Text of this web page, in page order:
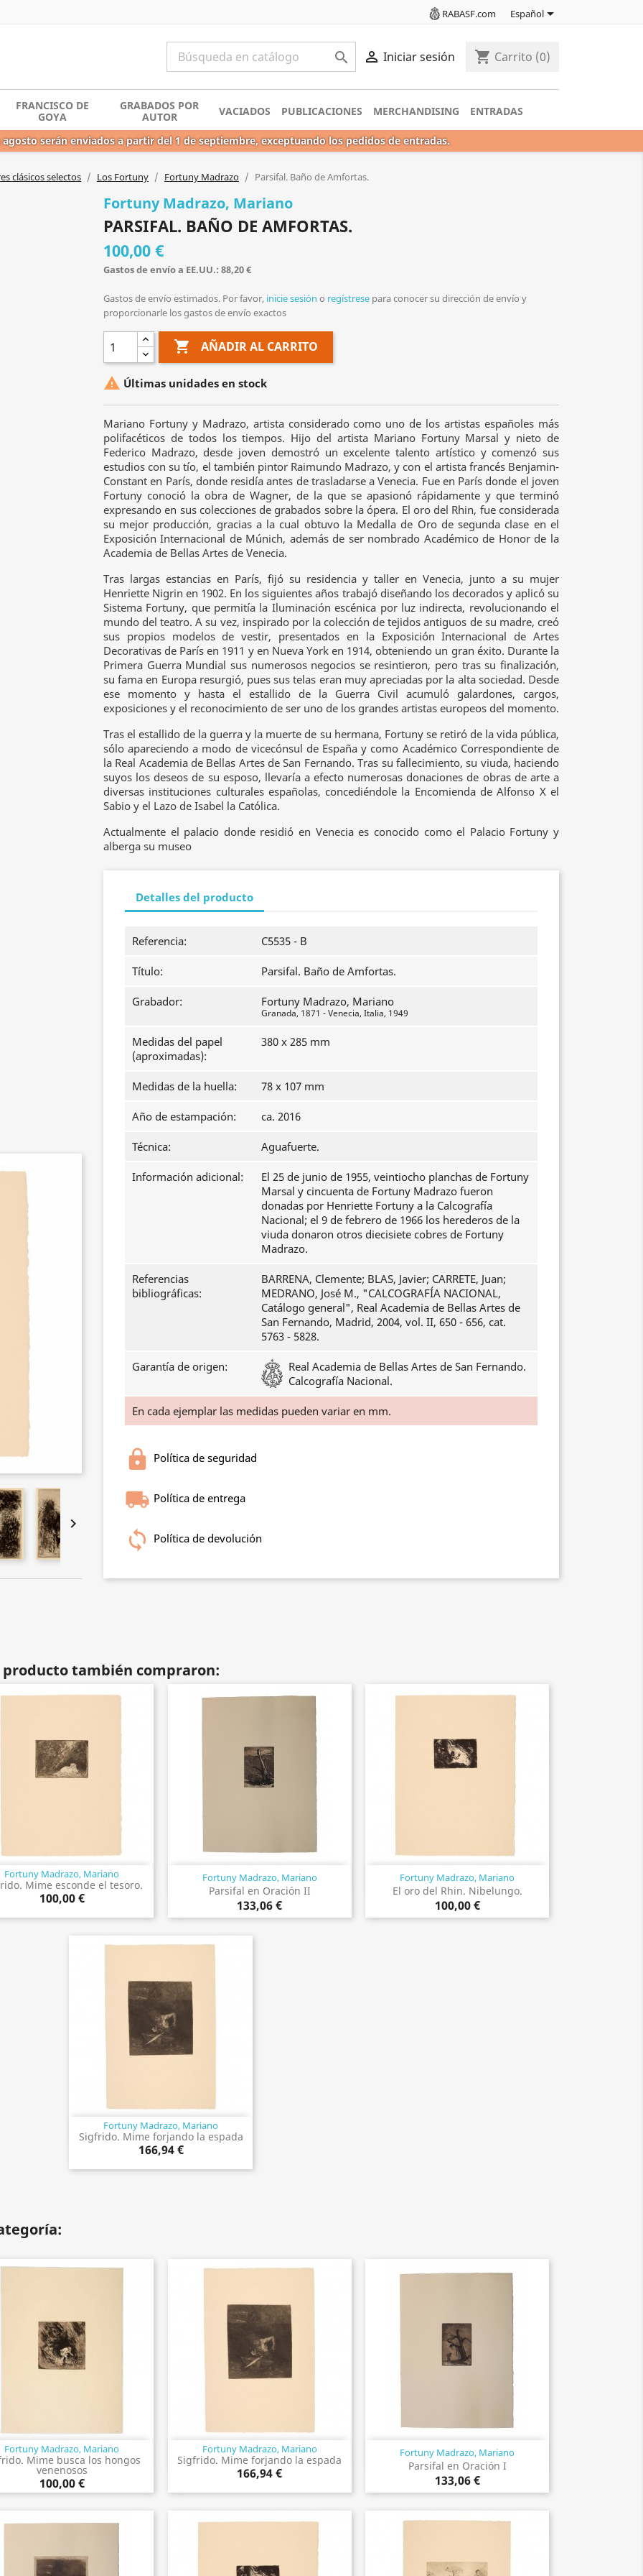
RABASF.com Español
  Iniciar sesión shopping_cart Carrito (0)
FRANCISCO DE
GOYA
GRABADOS POR
AUTOR
VACIADOS PUBLICACIONES MERCHANDISING ENTRADAS
serán enviados a partir del 1 de septiembre, exceptuando los pedidos de entradas.
clásicos selectos Los Fortuny Fortuny Madrazo Parsifal. Baño de Amfortas.

Fortuny Madrazo, Mariano
PARSIFAL. BAÑO DE AMFORTAS.
100,00 €
Gastos de envío a EE.UU.: 88,20 €
Gastos de envío estimados. Por favor, inicie sesión o regístrese para conocer su dirección de envío y
proporcionarle los gastos de envío exactos
 AÑADIR AL CARRITO
 Últimas unidades en stock
Mariano Fortuny y Madrazo, artista considerado como uno de los artistas españoles más
polifacéticos de todos los tiempos. Hijo del artista Mariano Fortuny Marsal y nieto de
Federico Madrazo, desde joven demostró un excelente talento artístico y comenzó sus
estudios con su tío, el también pintor Raimundo Madrazo, y con el artista francés Benjamin-
Constant en París, donde residía antes de trasladarse a Venecia. Fue en París donde el joven
Fortuny conoció la obra de Wagner, de la que se apasionó rápidamente y que terminó
expresando en sus colecciones de grabados sobre la ópera. El oro del Rhin, fue considerada
su mejor producción, gracias a la cual obtuvo la Medalla de Oro de segunda clase en el
Exposición Internacional de Múnich, además de ser nombrado Académico de Honor de la
Academia de Bellas Artes de Venecia.
Tras largas estancias en París, fijó su residencia y taller en Venecia, junto a su mujer
Henriette Nigrin en 1902. En los siguientes años trabajó diseñando los decorados y aplicó su
Sistema Fortuny, que permitía la Iluminación escénica por luz indirecta, revolucionando el
mundo del teatro. A su vez, inspirado por la colección de tejidos antiguos de su madre, creó
sus propios modelos de vestir, presentados en la Exposición Internacional de Artes
Decorativas de París en 1911 y en Nueva York en 1914, obteniendo un gran éxito. Durante la
Primera Guerra Mundial sus numerosos negocios se resintieron, pero tras su finalización,
su fama en Europa resurgió, pues sus telas eran muy apreciadas por la alta sociedad. Desde
ese momento y hasta el estallido de la Guerra Civil acumuló galardones, cargos,
exposiciones y el reconocimiento de ser uno de los grandes artistas europeos del momento.
Tras el estallido de la guerra y la muerte de su hermana, Fortuny se retiró de la vida pública,
sólo apareciendo a modo de vicecónsul de España y como Académico Correspondiente de
la Real Academia de Bellas Artes de San Fernando. Tras su fallecimiento, su viuda, haciendo
suyos los deseos de su esposo, llevaría a efecto numerosas donaciones de obras de arte a
diversas instituciones culturales españolas, concediéndole la Encomienda de Alfonso X el
Sabio y el Lazo de Isabel la Católica.
Actualmente el palacio donde residió en Venecia es conocido como el Palacio Fortuny y
alberga su museo
Detalles del producto
Referencia: C5535 - B
Título: Parsifal. Baño de Amfortas.
Grabador: Fortuny Madrazo, Mariano
Granada, 1871 - Venecia, Italia, 1949
Medidas del papel
(aproximadas):
380 x 285 mm
Medidas de la huella: 78 x 107 mm
Año de estampación: ca. 2016
Técnica: Aguafuerte.
Información adicional:
El 25 de junio de 1955, veintiocho planchas de Fortuny
Marsal y cincuenta de Fortuny Madrazo fueron
donadas por Henriette Fortuny a la Calcografía
Nacional; el 9 de febrero de 1966 los herederos de la
viuda donaron otros diecisiete cobres de Fortuny
Madrazo.
Referencias
bibliográficas:
BARRENA, Clemente; BLAS, Javier; CARRETE, Juan;
MEDRANO, José M., "CALCOGRAFÍA NACIONAL,
Catálogo general", Real Academia de Bellas Artes de
San Fernando, Madrid, 2004, vol. II, 650 - 656, cat.
5763 - 5828.
Garantía de origen:
Real Academia de Bellas Artes de San Fernando.
Calcografía Nacional.
En cada ejemplar las medidas pueden variar en mm.
Política de seguridad
Política de entrega
Política de devolución
también compraron:
Fortuny Madrazo, Mariano
Mime esconde el tesoro.
100,00 €
Vista rápida Fortuny Madrazo, Mariano
Parsifal en Oración II
133,06 €
Vista rápida Fortuny Madrazo, Mariano
El oro del Rhin. Nibelungo.
100,00 €
Vista rápida
Fortuny Madrazo, Mariano
Sigfrido. Mime forjando la espada
166,94 €
Vista rápida
Fortuny Madrazo, Mariano
Mime busca los hongos
venenosos
100,00 €
Vista rápida Fortuny Madrazo, Mariano
Sigfrido. Mime forjando la espada
166,94 €
Vista rápida Fortuny Madrazo, Mariano
Parsifal en Oración I
133,06 €
Vista rápida